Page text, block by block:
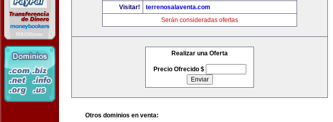
Visitar!
terrenosalaventa.com
Serán consideradas ofertas
Realizar una Oferta
Precio Ofrecido $
Otros dominios en venta: